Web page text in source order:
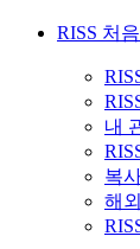
RISS 처
내
복
해